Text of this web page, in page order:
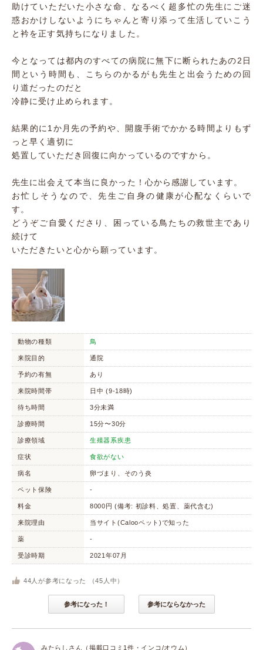
助けていただいた小さな命、なるべく超多忙の先生にご迷
惑おかけしないようにちゃんと寄り添って生活していこう
と衿を正す気持ちになりました。
今となっては都内のすべての病院に無下に断られたあの2日
間という時間も、こちらのかるがも先生と出会うための回
り道だったのだと
冷静に受け止められます。
結果的に1か月先の予約や、開腹手術でかかる時間よりもず
っと早く適切に
処置していただき回復に向かっているのですから。
先生に出会えて本当に良かった！心から感謝しています。
お忙しそうなので、先生ご自身の健康が心配なくらいで
す。
どうぞご自愛くださり、困っている鳥たちの救世主であり
続けて
いただきたいと心から願っています。
動物の種類 鳥
来院目的 通院
予約の有無 あり
来院時間帯 日中 (9-18時)
待ち時間 3分未満
診療時間 15分〜30分
診療領域 生殖器系疾患
症状 食欲がない
病名 卵づまり、そのう炎
ペット保険 -
料金 8000円 (備考: 初診料、処置、薬代含む)
来院理由 当サイト(Calooペット)で知った
薬 -
受診時期 2021年07月
44 人が参考になった （45 人中）
参考になった！ 参考にならなかった
みたらしさん（掲載口コミ1件・インコ/オウム）